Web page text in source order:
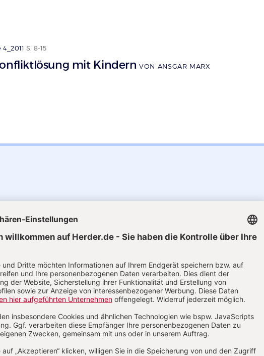
S. 8-15
mit Kindern VON ANSGAR MARX